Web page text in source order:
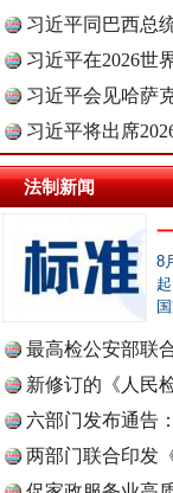
习近平同巴西总
习近平在2026世
理高级..
习近平会见哈萨
习近平将出席
球治理..
法制新闻
8
最高检公安部联
周岁未..
新修订的《人民
布
六部门发布通告
两部门联合印发
网.